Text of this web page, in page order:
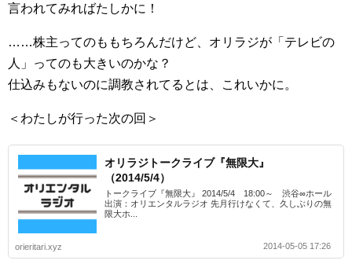
言われてみればたしかに！
……株主ってのももちろんだけど、オリラジが「テレビの
人」ってのも大きいのかな？
仕込みもないのに調教されてるとは、これいかに。
＜わたしが行った次の回＞
オリラジトークライブ『無限大』
（2014/5/4）
トークライブ『無限大』 2014/5/4 18:00～ 渋谷∞ホール
出演：オリエンタルラジオ 先月行けなくて、久しぶりの無
限大ホ...
orieritari.xyz 2014-05-05 17:26